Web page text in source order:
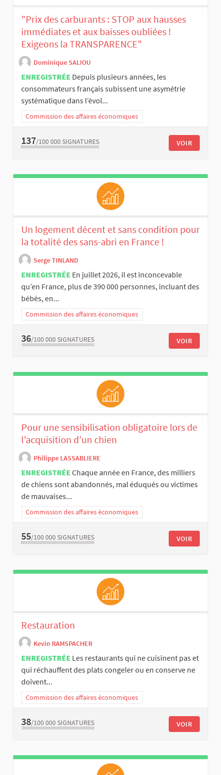
"Prix des carburants : STOP aux hausses
immédiates et aux baisses oubliées !
Exigeons la TRANSPARENCE"
Dominique SALIOU
ENREGISTRÉE Depuis plusieurs années, les
consommateurs français subissent une asymétrie
systématique dans l’évol...
Commission des affaires économiques
137/100 000 SIGNATURES VOIR
Un logement décent et sans condition pour
la totalité des sans-abri en France !
Serge TINLAND
ENREGISTRÉE En juillet 2026, il est inconcevable
qu’en France, plus de 390 000 personnes, incluant des
bébés, en...
Commission des affaires économiques
36/100 000 SIGNATURES VOIR
Pour une sensibilisation obligatoire lors de
l’acquisition d’un chien
Philippe LASSABLIERE
ENREGISTRÉE Chaque année en France, des milliers
de chiens sont abandonnés, mal éduqués ou victimes
de mauvaises...
Commission des affaires économiques
55/100 000 SIGNATURES VOIR
Restauration
Kevin RAMSPACHER
ENREGISTRÉE Les restaurants qui ne cuisinent pas et
qui réchauffent des plats congeler ou en conserve ne
doivent...
Commission des affaires économiques
38/100 000 SIGNATURES VOIR